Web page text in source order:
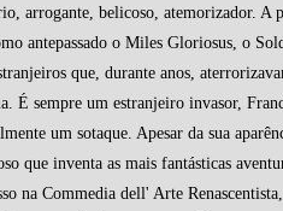
arrogante, belicoso, atemorizador. A
antepassado o Miles Gloriosus, o
que, durante anos,
É sempre um estranjeiro invasor,
um sotaque. Apesar da sua
que inventa as mais fantásticas
na Commedia dell' Arte